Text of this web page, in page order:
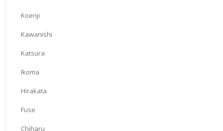
Koenji
Kawanishi
Katsura
Ikoma
Hirakata
Fuse
Chiharu